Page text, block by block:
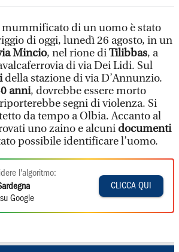
mummificato di un uomo è stato
di oggi, lunedì 26 agosto, in un
Mincio, nel rione diTilibbas, a
di via Dei Lidi. Sul
della stazione di via D’Annunzio.
anni, dovrebbe essere morto
segni di violenza. Si
da tempo a Olbia. Accanto al
uno zaino e alcuni documenti
possibile identificare l’uomo.
l'algoritmo:
Google
CLICCA QUI